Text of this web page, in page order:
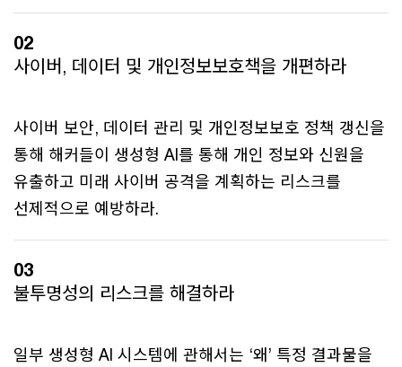
02
사이버, 데이터 및 개인정보보호책을 개편하라
사이버 보안, 데이터 관리 및 개인정보보호 정책 갱신을
통해 해커들이 생성형 AI를 통해 개인 정보와 신원을
유출하고 미래 사이버 공격을 계획하는 리스크를
선제적으로 예방하라.
03
불투명성의 리스크를 해결하라
일부 생성형 AI 시스템에 관해서는 ‘왜’ 특정 결과물을